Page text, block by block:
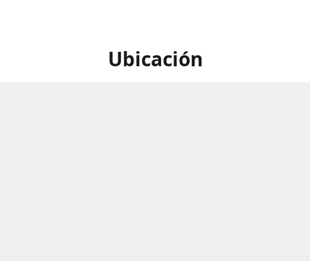
Ubicación